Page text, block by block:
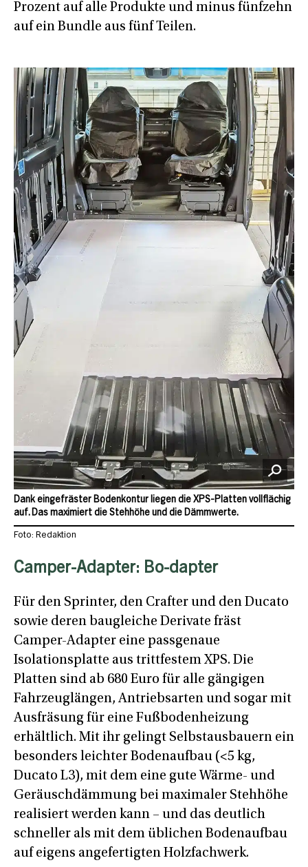
Prozent auf alle Produkte und minus fünfzehn
auf ein Bundle aus fünf Teilen.
Camper-Adapter: Bo-dapter
Für den Sprinter, den Crafter und den Ducato
sowie deren baugleiche Derivate fräst
Camper-Adapter eine passgenaue
Isolationsplatte aus trittfestem XPS. Die
Platten sind ab 680 Euro für alle gängigen
Fahrzeuglängen, Antriebsarten und sogar mit
Ausfräsung für eine Fußbodenheizung
erhältlich. Mit ihr gelingt Selbstausbauern ein
besonders leichter Bodenaufbau (<5 kg,
Ducato L3), mit dem eine gute Wärme- und
Geräuschdämmung bei maximaler Stehhöhe
realisiert werden kann – und das deutlich
schneller als mit dem üblichen Bodenaufbau
auf eigens angefertigten Holzfachwerk.
Dank eingefräster Bodenkontur liegen die XPS-Platten vollflächig
auf. Das maximiert die Stehhöhe und die Dämmwerte.
Foto: Redaktion